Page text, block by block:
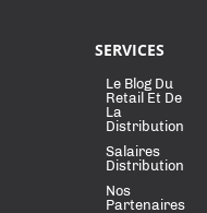
SERVICES
Le Blog Du
Retail Et De
La
Distribution
Salaires
Distribution
Nos
Partenaires